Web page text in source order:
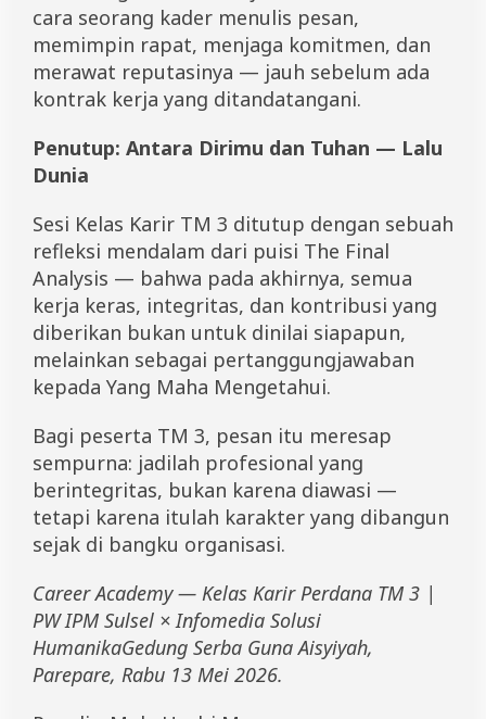
cara seorang kader menulis pesan,
memimpin rapat, menjaga komitmen, dan
merawat reputasinya — jauh sebelum ada
kontrak kerja yang ditandatangani.
Penutup: Antara Dirimu dan Tuhan — Lalu
Dunia
Sesi Kelas Karir TM 3 ditutup dengan sebuah
refleksi mendalam dari puisi The Final
Analysis — bahwa pada akhirnya, semua
kerja keras, integritas, dan kontribusi yang
diberikan bukan untuk dinilai siapapun,
melainkan sebagai pertanggungjawaban
kepada Yang Maha Mengetahui.
Bagi peserta TM 3, pesan itu meresap
sempurna: jadilah profesional yang
berintegritas, bukan karena diawasi —
tetapi karena itulah karakter yang dibangun
sejak di bangku organisasi.
Career Academy — Kelas Karir Perdana TM 3 |
PW IPM Sulsel × Infomedia Solusi
HumanikaGedung Serba Guna Aisyiyah,
Parepare, Rabu 13 Mei 2026.